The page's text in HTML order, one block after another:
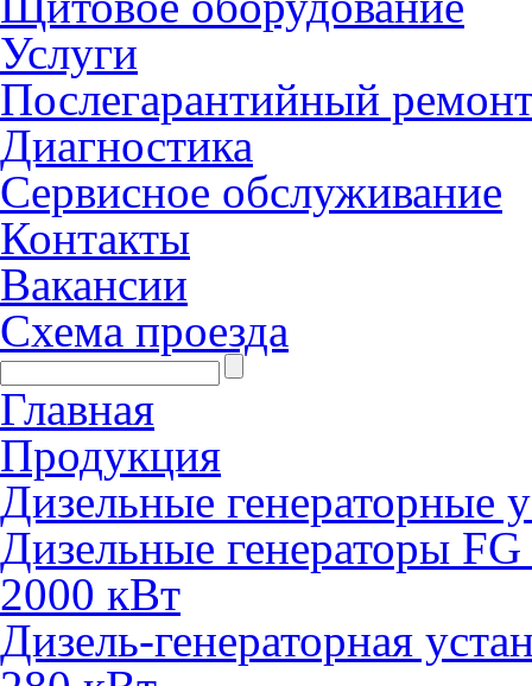
Услуги
Послегарантийный
Диагностика
Сервисное обслуживание
Контакты
Вакансии
Схема проезда
Главная
Продукция
Дизельные генераторные
Дизельные генераторы
2000 кВт
Дизель-генераторная